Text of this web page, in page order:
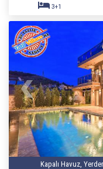
Kapalı Havuz,